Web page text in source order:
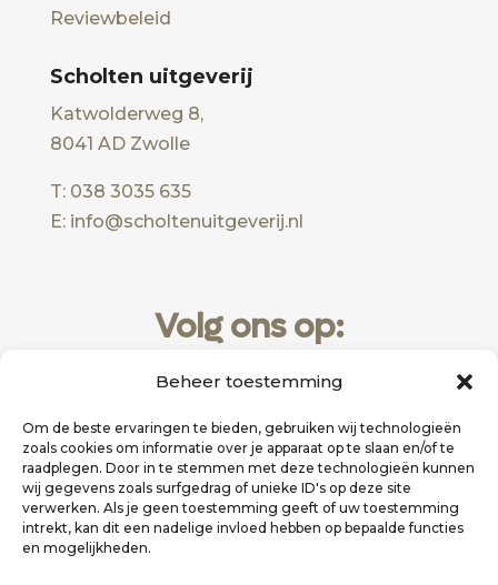
Beheer toestemming
Om de beste ervaringen te bieden, gebruiken wij technologieën
zoals cookies om informatie over je apparaat op te slaan en/of te
raadplegen. Door in te stemmen met deze technologieën kunnen
wij gegevens zoals surfgedrag of unieke ID's op deze site
verwerken. Als je geen toestemming geeft of uw toestemming
intrekt, kan dit een nadelige invloed hebben op bepaalde functies
en mogelijkheden.
Reviewbeleid
Scholten uitgeverij
Katwolderweg 8,
8041 AD Zwolle
T: 038 3035 635
E: info@scholtenuitgeverij.nl
Volg ons op: